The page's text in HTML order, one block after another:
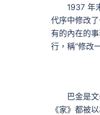
1937 年
代序中修改
有的內在的
行，稱“修改
巴金是
《家》都被